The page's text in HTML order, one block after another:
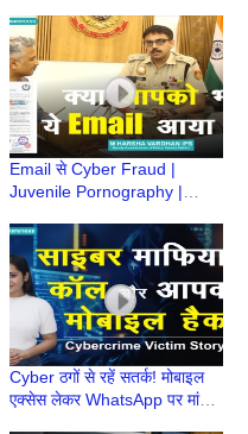
Email से Cyber Fraud |
Juvenile Pornography |
Abuse |M Harsha Vardhan
IPS
Cyber ठगों से रहें सतर्क! मोबाइल
एक्सेस लेकर WhatsApp पर मांगते